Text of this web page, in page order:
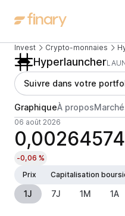
Invest Crypto-monnaies
Hyperlauncher
Suivre dans votre
GraphiqueÀ propos
06 août 2026
-0,06 %
Prix
Capitalisation
1J 7J 1M 1A